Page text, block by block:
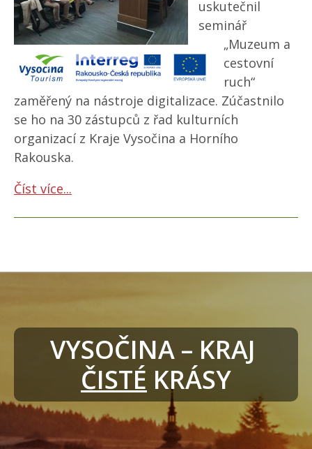
uskutečnil
seminář
„Muzeum a
cestovní
ruch“
zaměřený na nástroje digitalizace. Zúčastnilo
se ho na 30 zástupců z řad kulturních
organizací z Kraje Vysočina a Horního
Rakouska.
Číst více...
VYSOČINA – KRAJ
ČISTÉ KRÁSY